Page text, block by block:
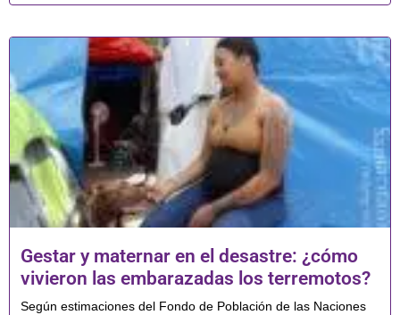
Gestar y maternar en el desastre: ¿cómo
vivieron las embarazadas los terremotos?
Según estimaciones del Fondo de Población de las Naciones